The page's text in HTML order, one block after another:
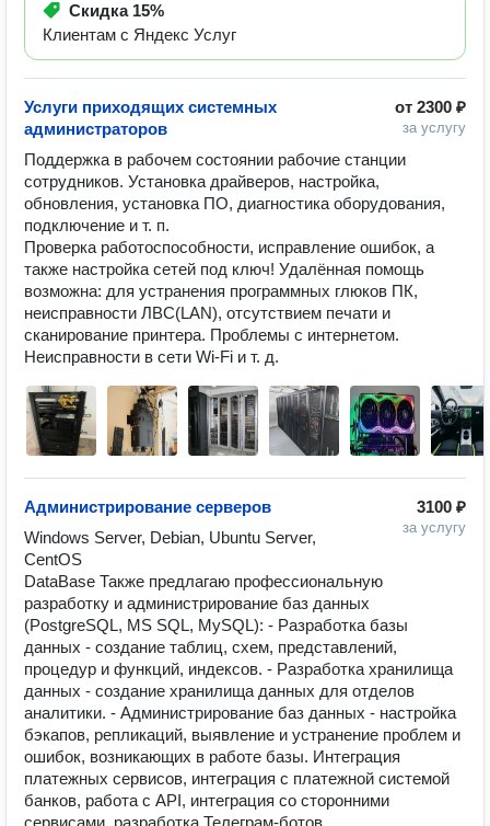
Скидка 15%
Клиентам с Яндекс Услуг
от 2300 ₽
за услугу
Услуги приходящих системных
администраторов
Поддержка в рабочем состоянии рабочие станции
сотрудников. Установка драйверов, настройка,
обновления, установка ПО, диагностика оборудования,
подключение и т. п.
Проверка работоспособности, исправление ошибок, а
также настройка сетей под ключ! Удалённая помощь
возможна: для устранения программных глюков ПК,
неисправности ЛВС(LAN), отсутствием печати и
сканирование принтера. Проблемы с интернетом.
Неисправности в сети Wi-Fi и т. д.
3100 ₽
за услугу
Администрирование серверов
Windows Server, Debian, Ubuntu Server,
CentOS
DataBase Также предлагаю профессиональную
разработку и администрирование баз данных
(PostgreSQL, MS SQL, MySQL): - Разработка базы
данных - создание таблиц, схем, представлений,
процедур и функций, индексов. - Разработка хранилища
данных - создание хранилища данных для отделов
аналитики. - Администрирование баз данных - настройка
бэкапов, репликаций, выявление и устранение проблем и
ошибок, возникающих в работе базы. Интеграция
платежных сервисов, интеграция с платежной системой
банков, работа с API, интеграция со сторонними
сервисами, разработка Телеграм-ботов.